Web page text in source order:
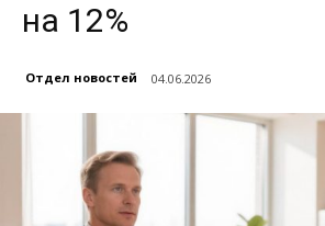
на 12%
Отдел новостей 04.06.2026